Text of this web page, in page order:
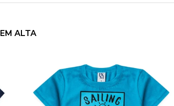
EM ALTA